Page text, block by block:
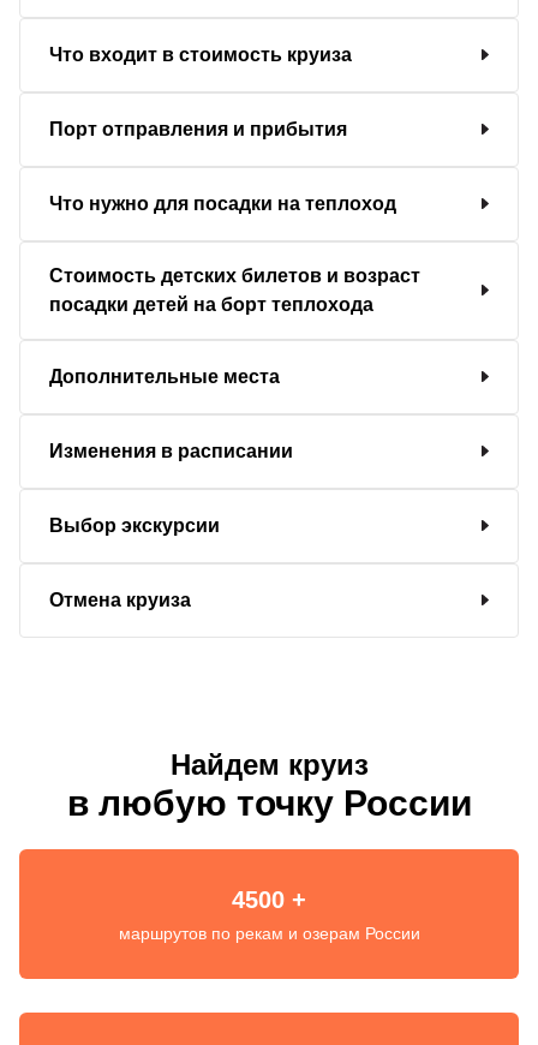
Что входит в стоимость круиза
Порт отправления и прибытия
Что нужно для посадки на теплоход
Стоимость детских билетов и возраст
посадки детей на борт теплохода
Дополнительные места
Изменения в расписании
Выбор экскурсии
Отмена круиза
Найдем круиз
в любую точку России
4500 +
маршрутов по рекам и озерам России